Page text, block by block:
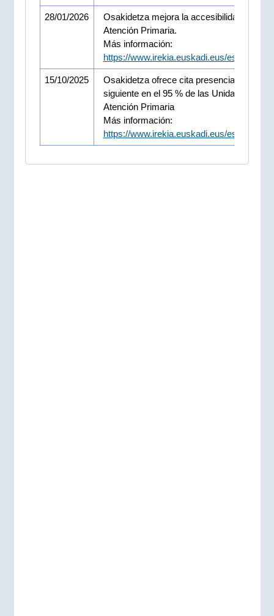
28/01/2026
Osakidetza mejora la accesibilidad en la
Atención Primaria.
Más información:
https://www.irekia.euskadi.eus/es/news/
15/10/2025
Osakidetza ofrece cita presencial al día
siguiente en el 95 % de las Unidades de
Atención Primaria
Más información:
https://www.irekia.euskadi.eus/es/news/